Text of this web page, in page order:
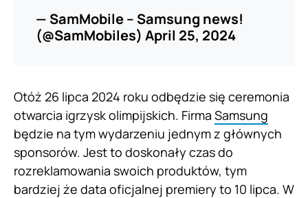
— SamMobile – Samsung news!
(@SamMobiles) April 25, 2024
Otóż 26 lipca 2024 roku odbędzie się ceremonia
otwarcia igrzysk olimpijskich. Firma Samsung
będzie na tym wydarzeniu jednym z głównych
sponsorów. Jest to doskonały czas do
rozreklamowania swoich produktów, tym
bardziej że data oficjalnej premiery to 10 lipca. W